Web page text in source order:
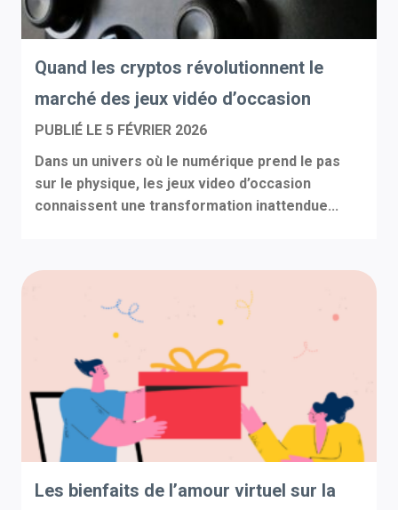
Quand les cryptos révolutionnent le
marché des jeux vidéo d’occasion
PUBLIÉ LE 5 FÉVRIER 2026
Dans un univers où le numérique prend le pas
sur le physique, les jeux video d’occasion
connaissent une transformation inattendue...
Les bienfaits de l’amour virtuel sur la